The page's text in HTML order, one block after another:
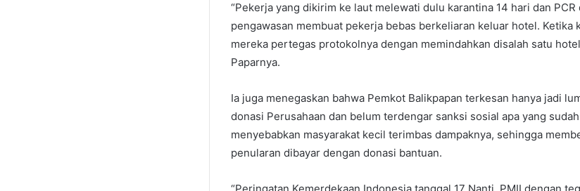
“Pekerja yang dikirim ke laut melewati dulu karantina 14 hari dan
pengawasan membuat pekerja bebas berkeliaran keluar hotel. Ketika
mereka pertegas protokolnya dengan memindahkan disalah satu
Paparnya.
Ia juga menegaskan bahwa Pemkot Balikpapan terkesan hanya jadi
donasi Perusahaan dan belum terdengar sanksi sosial apa yang
menyebabkan masyarakat kecil terimbas dampaknya, sehingga
penularan dibayar dengan donasi bantuan.
“Peringatan Kemerdekaan Indonesia tanggal 17 Nanti, PMII dengan